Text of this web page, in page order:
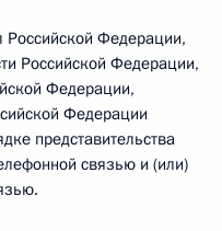
Российской Федерации,
Российской Федерации,
Федерации,
Федерации
представительства
связью и (или)